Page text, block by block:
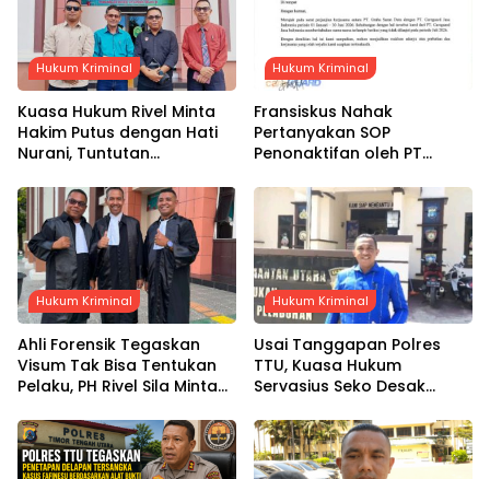
Hukum Kriminal
Kuasa Hukum Rivel Minta
Hakim Putus dengan Hati
Nurani, Tuntutan
Depan
Hukum Kriminal
Fransiskus Nahak
Pertanyakan SOP
Penonaktifan oleh PT
Gaji Dua Bulan Belum
Dibayarkan
Hukum Kriminal
Ahli Forensik Tegaskan
Visum Tak Bisa Tentukan
Pelaku, PH Rivel Sila Minta
Fakta Persidangan
Hukum Kriminal
Usai Tanggapan Polres
TTU, Kuasa Hukum
Servasius Seko Desak
Bukti